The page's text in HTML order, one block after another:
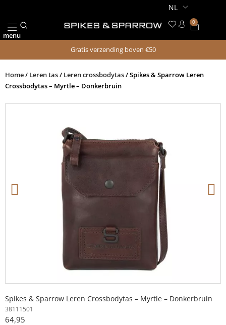
de
inhoud
menu
0
Gratis verzending boven €50
Home/ Leren tas/ Leren crossbodytas/ Spikes & Sparrow Leren
Crossbodytas – Myrtle – Donkerbruin
Spikes & Sparrow Leren Crossbodytas – Myrtle – Donkerbruin
38111501
64,95